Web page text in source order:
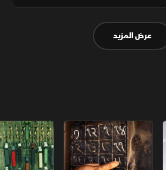
عرض المزيد
ملحمة الأرقام سلاسل